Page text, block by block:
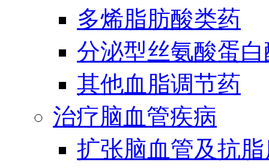
多烯脂肪酸类药
分泌型丝氨酸蛋
其他血脂调节药
治疗脑血管疾病
扩张脑血管及抗